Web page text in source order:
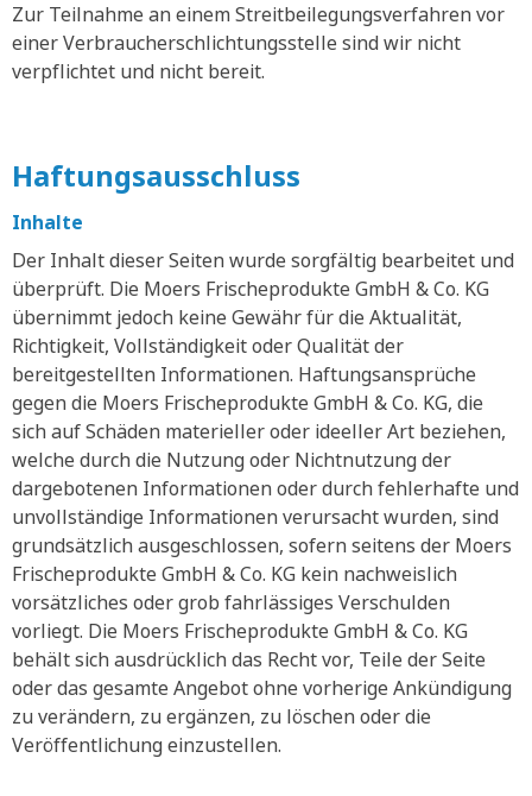
Zur Teilnahme an einem Streitbeilegungsverfahren vor
einer Verbraucherschlichtungsstelle sind wir nicht
verpflichtet und nicht bereit.
Haftungsausschluss
Inhalte
Der Inhalt dieser Seiten wurde sorgfältig bearbeitet und
überprüft. Die Moers Frischeprodukte GmbH & Co. KG
übernimmt jedoch keine Gewähr für die Aktualität,
Richtigkeit, Vollständigkeit oder Qualität der
bereitgestellten Informationen. Haftungsansprüche
gegen die Moers Frischeprodukte GmbH & Co. KG, die
sich auf Schäden materieller oder ideeller Art beziehen,
welche durch die Nutzung oder Nichtnutzung der
dargebotenen Informationen oder durch fehlerhafte und
unvollständige Informationen verursacht wurden, sind
grundsätzlich ausgeschlossen, sofern seitens der Moers
Frischeprodukte GmbH & Co. KG kein nachweislich
vorsätzliches oder grob fahrlässiges Verschulden
vorliegt. Die Moers Frischeprodukte GmbH & Co. KG
behält sich ausdrücklich das Recht vor, Teile der Seite
oder das gesamte Angebot ohne vorherige Ankündigung
zu verändern, zu ergänzen, zu löschen oder die
Veröffentlichung einzustellen.